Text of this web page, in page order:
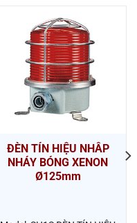
ĐÈN TÍN HIỆU NHÂP
NHÁY BÓNG XENON
Ø125mm